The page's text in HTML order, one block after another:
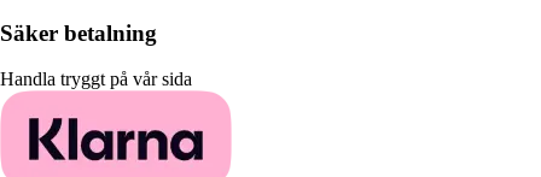
Säker betalning
Handla tryggt på vår sida